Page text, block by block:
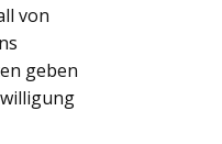
von
geben